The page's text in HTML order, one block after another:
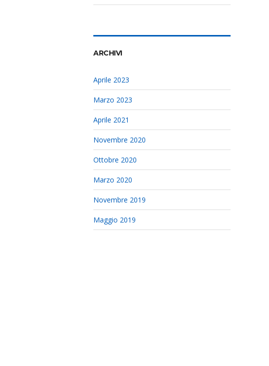
ARCHIVI
Aprile 2023
Marzo 2023
Aprile 2021
Novembre 2020
Ottobre 2020
Marzo 2020
Novembre 2019
Maggio 2019